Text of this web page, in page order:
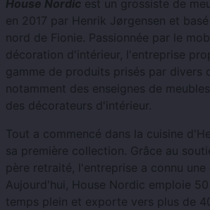
House Nordic est un grossiste de
en 2017 par Henrik Jørgensen et
nord de Fionie. Passionnée par le
décoration d'intérieur, l'entreprise
gamme de produits prisés par divers
notamment des enseignes de
des décorateurs d'intérieur.
Tout a commencé dans la cuisine
sa première collection. Grâce au
père retraité, l'entreprise a connu
Aujourd'hui, House Nordic emploie
temps plein et exporte vers plus de